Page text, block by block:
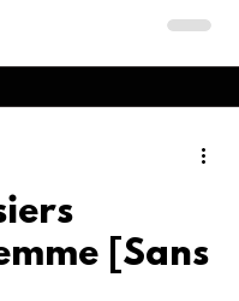
[Sans